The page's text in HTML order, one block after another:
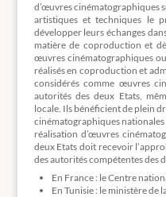
d’œuvres cinématographiques
artistiques et techniques le
développer leurs échanges
matière de coproduction et
œuvres cinématographiques
réalisés en coproduction et
considérés comme œuvres
autorités des deux Etats,
locale. Ils bénéficient de plein
cinématographiques
réalisation d’œuvres
deux Etats doit recevoir
des autorités compétentes des
En France : le Centre
En Tunisie : le ministère de